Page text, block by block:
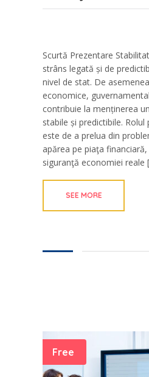
Scurtă Prezentare
strâns legată și de
nivel de stat. De
economice,
contribuie la menținerea
stabile și predictibile.
este de a prelua din
apărea pe piaţa
siguranţă economiei reale
SEE MORE
Free